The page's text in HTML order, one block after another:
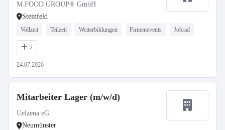
M FOOD GROUP® GmbH
Steinfeld
Vollzeit Teilzeit Weiterbildungen Firmenevents Jobrad
2
24.07.2026
Mitarbeiter Lager (m/w/d)
Uelzena eG
Neumünster